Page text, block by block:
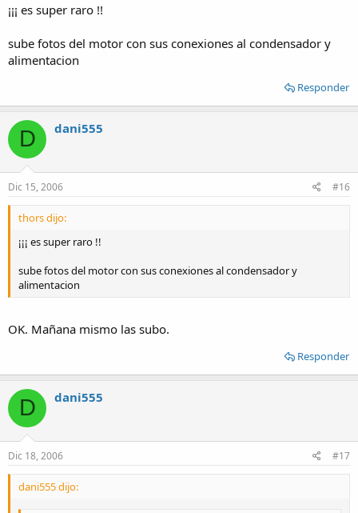
¡¡¡ es super raro !!
sube fotos del motor con sus conexiones al condensador y
alimentacion
Responder
D dani555
Dic 15, 2006 #16
thors dijo:
¡¡¡ es super raro !!
sube fotos del motor con sus conexiones al condensador y
alimentacion
OK. Mañana mismo las subo.
Responder
D dani555
Dic 18, 2006 #17
dani555 dijo: